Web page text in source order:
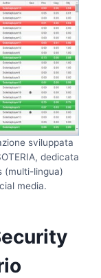
sviluppata
dedicata
(multi-lingua)
media.